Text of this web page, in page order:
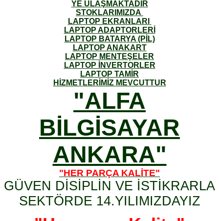
YE ULAŞMAKTADIR
STOKLARIMIZDA
LAPTOP EKRANLARI
LAPTOP ADAPTORLERİ
LAPTOP BATARYA (PİL)
LAPTOP ANAKART
LAPTOP MENTEŞELER
LAPTOP İNVERTORLER
LAPTOP TAMİR
HİZMETLERİMİZ MEVCUTTUR
"ALFA
BİLGİSAYAR
ANKARA"
"HER PARÇA KALİTE"
GÜVEN DİSİPLİN VE İSTİKRARLA
SEKTÖRDE 14.YILIMIZDAYIZ